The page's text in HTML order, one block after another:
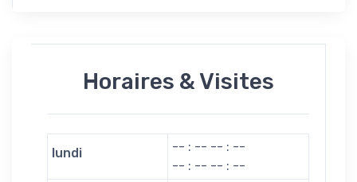
Horaires & Visites
lundi
-- : -- -- : --
-- : -- -- : --